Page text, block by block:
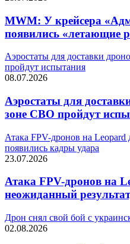
MWM: У крейсера
появились «летающие
Аэростаты для доставки
пройдут испытания
08.07.2026
Аэростаты для
зоне СВО пройдут
Атака FPV-дронов на Lеopard
появились кадры удара
23.07.2026
Атака FPV-дронов на
неожиданный
Дрон снял свой бой с
02.08.2026